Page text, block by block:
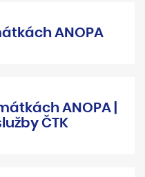
ANOPA
ANOPA |
ČTK